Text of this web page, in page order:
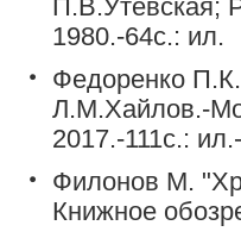
П.В.Утевская;
1980.-64с.: ил.
Федоренко
Л.М.Хайлов.-
2017.-111c.:
Филонов М.
Книжное